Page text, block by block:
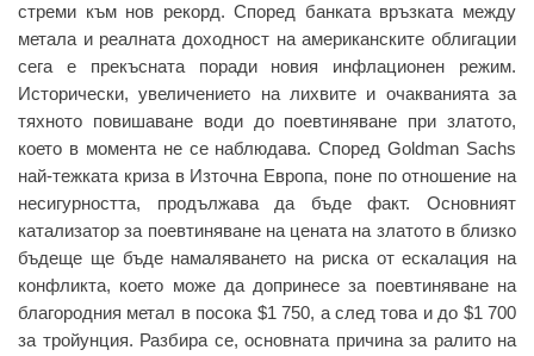
стреми към нов рекорд. Според банката връзката между
метала и реалната доходност на американските облигации
сега е прекъсната поради новия инфлационен режим.
Исторически, увеличението на лихвите и очакванията за
тяхното повишаване води до поевтиняване при златото,
което в момента не се наблюдава. Според Goldman Sachs
най-тежката криза в Източна Европа, поне по отношение на
несигурността, продължава да бъде факт. Основният
катализатор за поевтиняване на цената на златото в близко
бъдеще ще бъде намаляването на риска от ескалация на
конфликта, което може да допринесе за поевтиняване на
благородния метал в посока $1 750, а след това и до $1 700
за тройунция. Разбира се, основната причина за ралито на